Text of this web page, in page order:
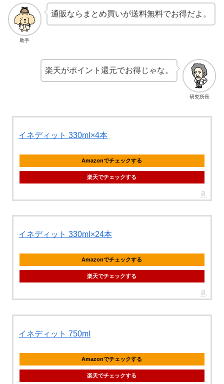
助手
通販ならまとめ買いが送料無料でお得だよ。
研究所長
楽天がポイント還元でお得じゃな。
イネディット 330ml×4本
Amazonでチェックする
楽天でチェックする
イネディット 330ml×24本
Amazonでチェックする
楽天でチェックする
イネディット 750ml
Amazonでチェックする
楽天でチェックする